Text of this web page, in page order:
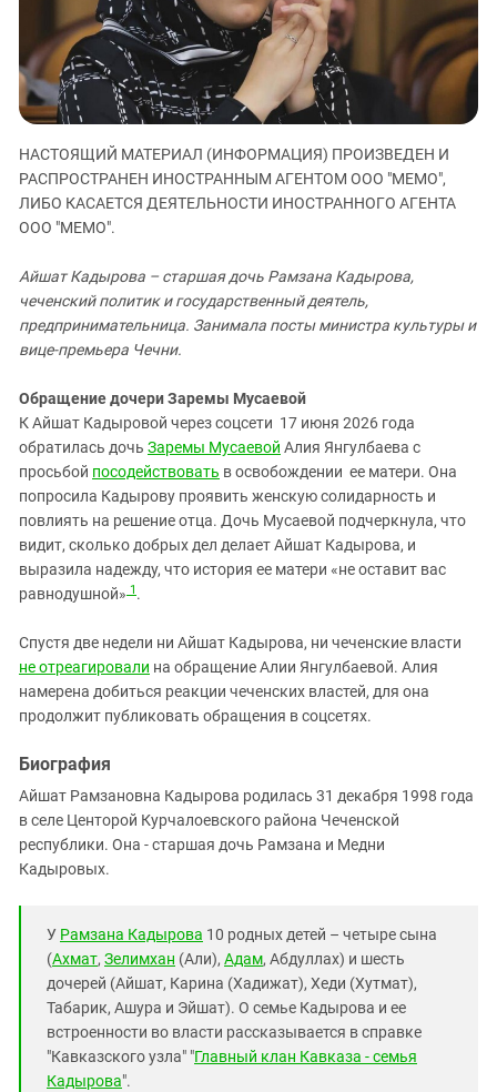
ЗАСТАВЛЯЕТ
КАВКАЗ ЗА ПАЛЕСТИНУ
ИНАКОМЫСЛИЕ В ЧЕЧНЕ
ПРЕСЛЕДОВАНИЕ АКТИВИСТОВ
МОБИЛИЗАЦИЯ И ПРОТЕСТЫ
Дагестан
Ингушетия
Кабардино-Балкария
Калмыкия
Карачаево-Черкесия
Нагорный Карабах
Ростовская область
Северная Осетия - Алания
СКФО
Ставропольский край
Чечня
Южная Осетия
Южный Кавказ
НАСТОЯЩИЙ МАТЕРИАЛ (ИНФОРМАЦИЯ) ПРОИЗВЕДЕН И
РАСПРОСТРАНЕН ИНОСТРАННЫМ АГЕНТОМ ООО "МЕМО",
ЛИБО КАСАЕТСЯ ДЕЯТЕЛЬНОСТИ ИНОСТРАННОГО АГЕНТА
ООО "МЕМО".
Айшат Кадырова – старшая дочь Рамзана Кадырова,
чеченский политик и государственный деятель,
предпринимательница. Занимала посты министра культуры и
вице-премьера Чечни.
Обращение дочери Заремы Мусаевой
К Айшат Кадыровой через соцсети 17 июня 2026 года
обратилась дочь Заремы Мусаевой Алия Янгулбаева с
просьбой посодействовать в освобождении ее матери. Она
попросила Кадырову проявить женскую солидарность и
повлиять на решение отца. Дочь Мусаевой подчеркнула, что
видит, сколько добрых дел делает Айшат Кадырова, и
выразила надежду, что история ее матери «не оставит вас
равнодушной» 1 .
Спустя две недели ни Айшат Кадырова, ни чеченские власти
не отреагировали на обращение Алии Янгулбаевой. Алия
намерена добиться реакции чеченских властей, для она
продолжит публиковать обращения в соцсетях.
Биография
Айшат Рамзановна Кадырова родилась 31 декабря 1998 года
в селе Центорой Курчалоевского района Чеченской
республики. Она - старшая дочь Рамзана и Медни
Кадыровых.
У Рамзана Кадырова 10 родных детей – четыре сына
(Ахмат, Зелимхан (Али), Адам, Абдуллах) и шесть
дочерей (Айшат, Карина (Хадижат), Хеди (Хутмат),
Табарик, Ашура и Эйшат). О семье Кадырова и ее
встроенности во власти рассказывается в справке
"Кавказского узла" "Главный клан Кавказа - семья
Кадырова".